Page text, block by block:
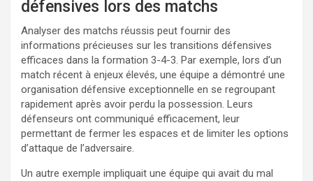
défensives lors des matchs
Analyser des matchs réussis peut fournir des
informations précieuses sur les transitions défensives
efficaces dans la formation 3-4-3. Par exemple, lors d’un
match récent à enjeux élevés, une équipe a démontré une
organisation défensive exceptionnelle en se regroupant
rapidement après avoir perdu la possession. Leurs
défenseurs ont communiqué efficacement, leur
permettant de fermer les espaces et de limiter les options
d’attaque de l’adversaire.
Un autre exemple impliquait une équipe qui avait du mal